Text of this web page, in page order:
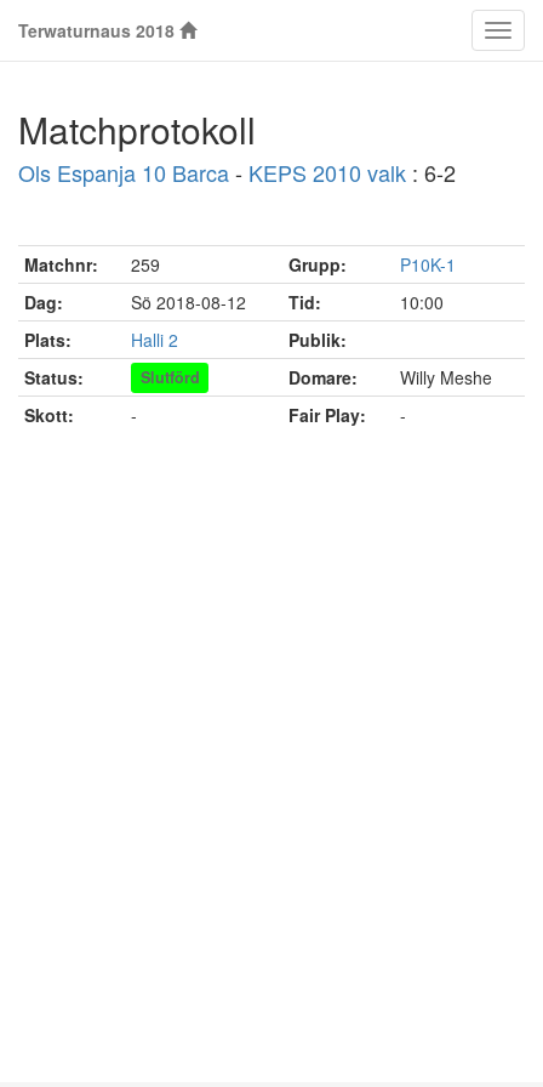
Terwaturnaus 2018
Matchprotokoll
Ols Espanja 10 Barca- KEPS 2010 valk : 6-2
Matchnr: 259 Grupp:
P10K-1
Dag:
Sö 2018-08-12 Tid:
10:00
Plats:
Halli 2
Publik:
Status:
Slutförd Domare:
Willy Meshe
Skott:
- Fair Play: -